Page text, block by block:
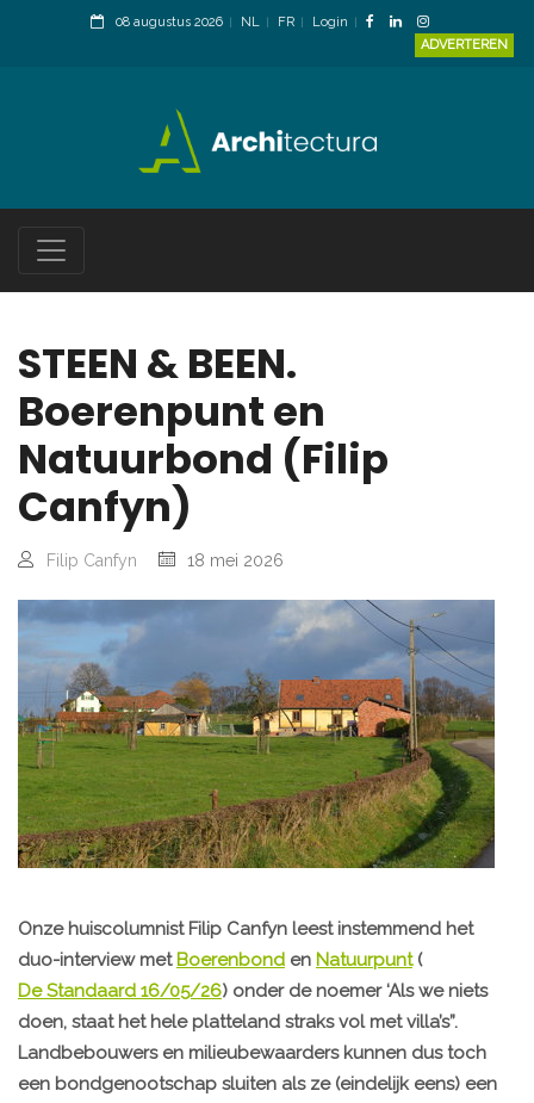
08 augustus 2026 NL FR
Login
ADVERTEREN
STEEN & BEEN.
Boerenpunt en
Natuurbond (Filip
Canfyn)
Filip Canfyn 18 mei 2026
Onze huiscolumnist Filip Canfyn leest instemmend het
duo-interview met Boerenbond en Natuurpunt(
De Standaard 16/05/26) onder de noemer ‘Als we niets
doen, staat het hele platteland straks vol met villa’s”.
Landbebouwers en milieubewaarders kunnen dus toch
een bondgenootschap sluiten als ze (eindelijk eens) een